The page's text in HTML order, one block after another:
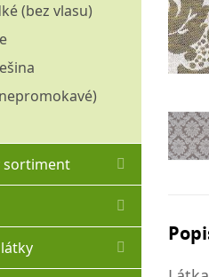
(bez vlasu)
sortiment